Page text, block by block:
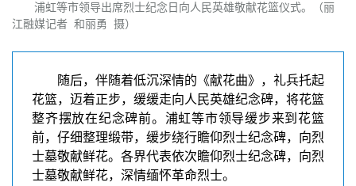
浦虹等市领导出席烈士纪念日向人民英雄敬献花篮仪式。（丽
江融媒记者 和丽勇 摄）
随后，伴随着低沉深情的《献花曲》，礼兵托起
花篮，迈着正步，缓缓走向人民英雄纪念碑，将花篮
整齐摆放在纪念碑前。浦虹等市领导缓步来到花篮
前，仔细整理缎带，缓步绕行瞻仰烈士纪念碑，向烈
士墓敬献鲜花。各界代表依次瞻仰烈士纪念碑，向烈
士墓敬献鲜花，深情缅怀革命烈士。